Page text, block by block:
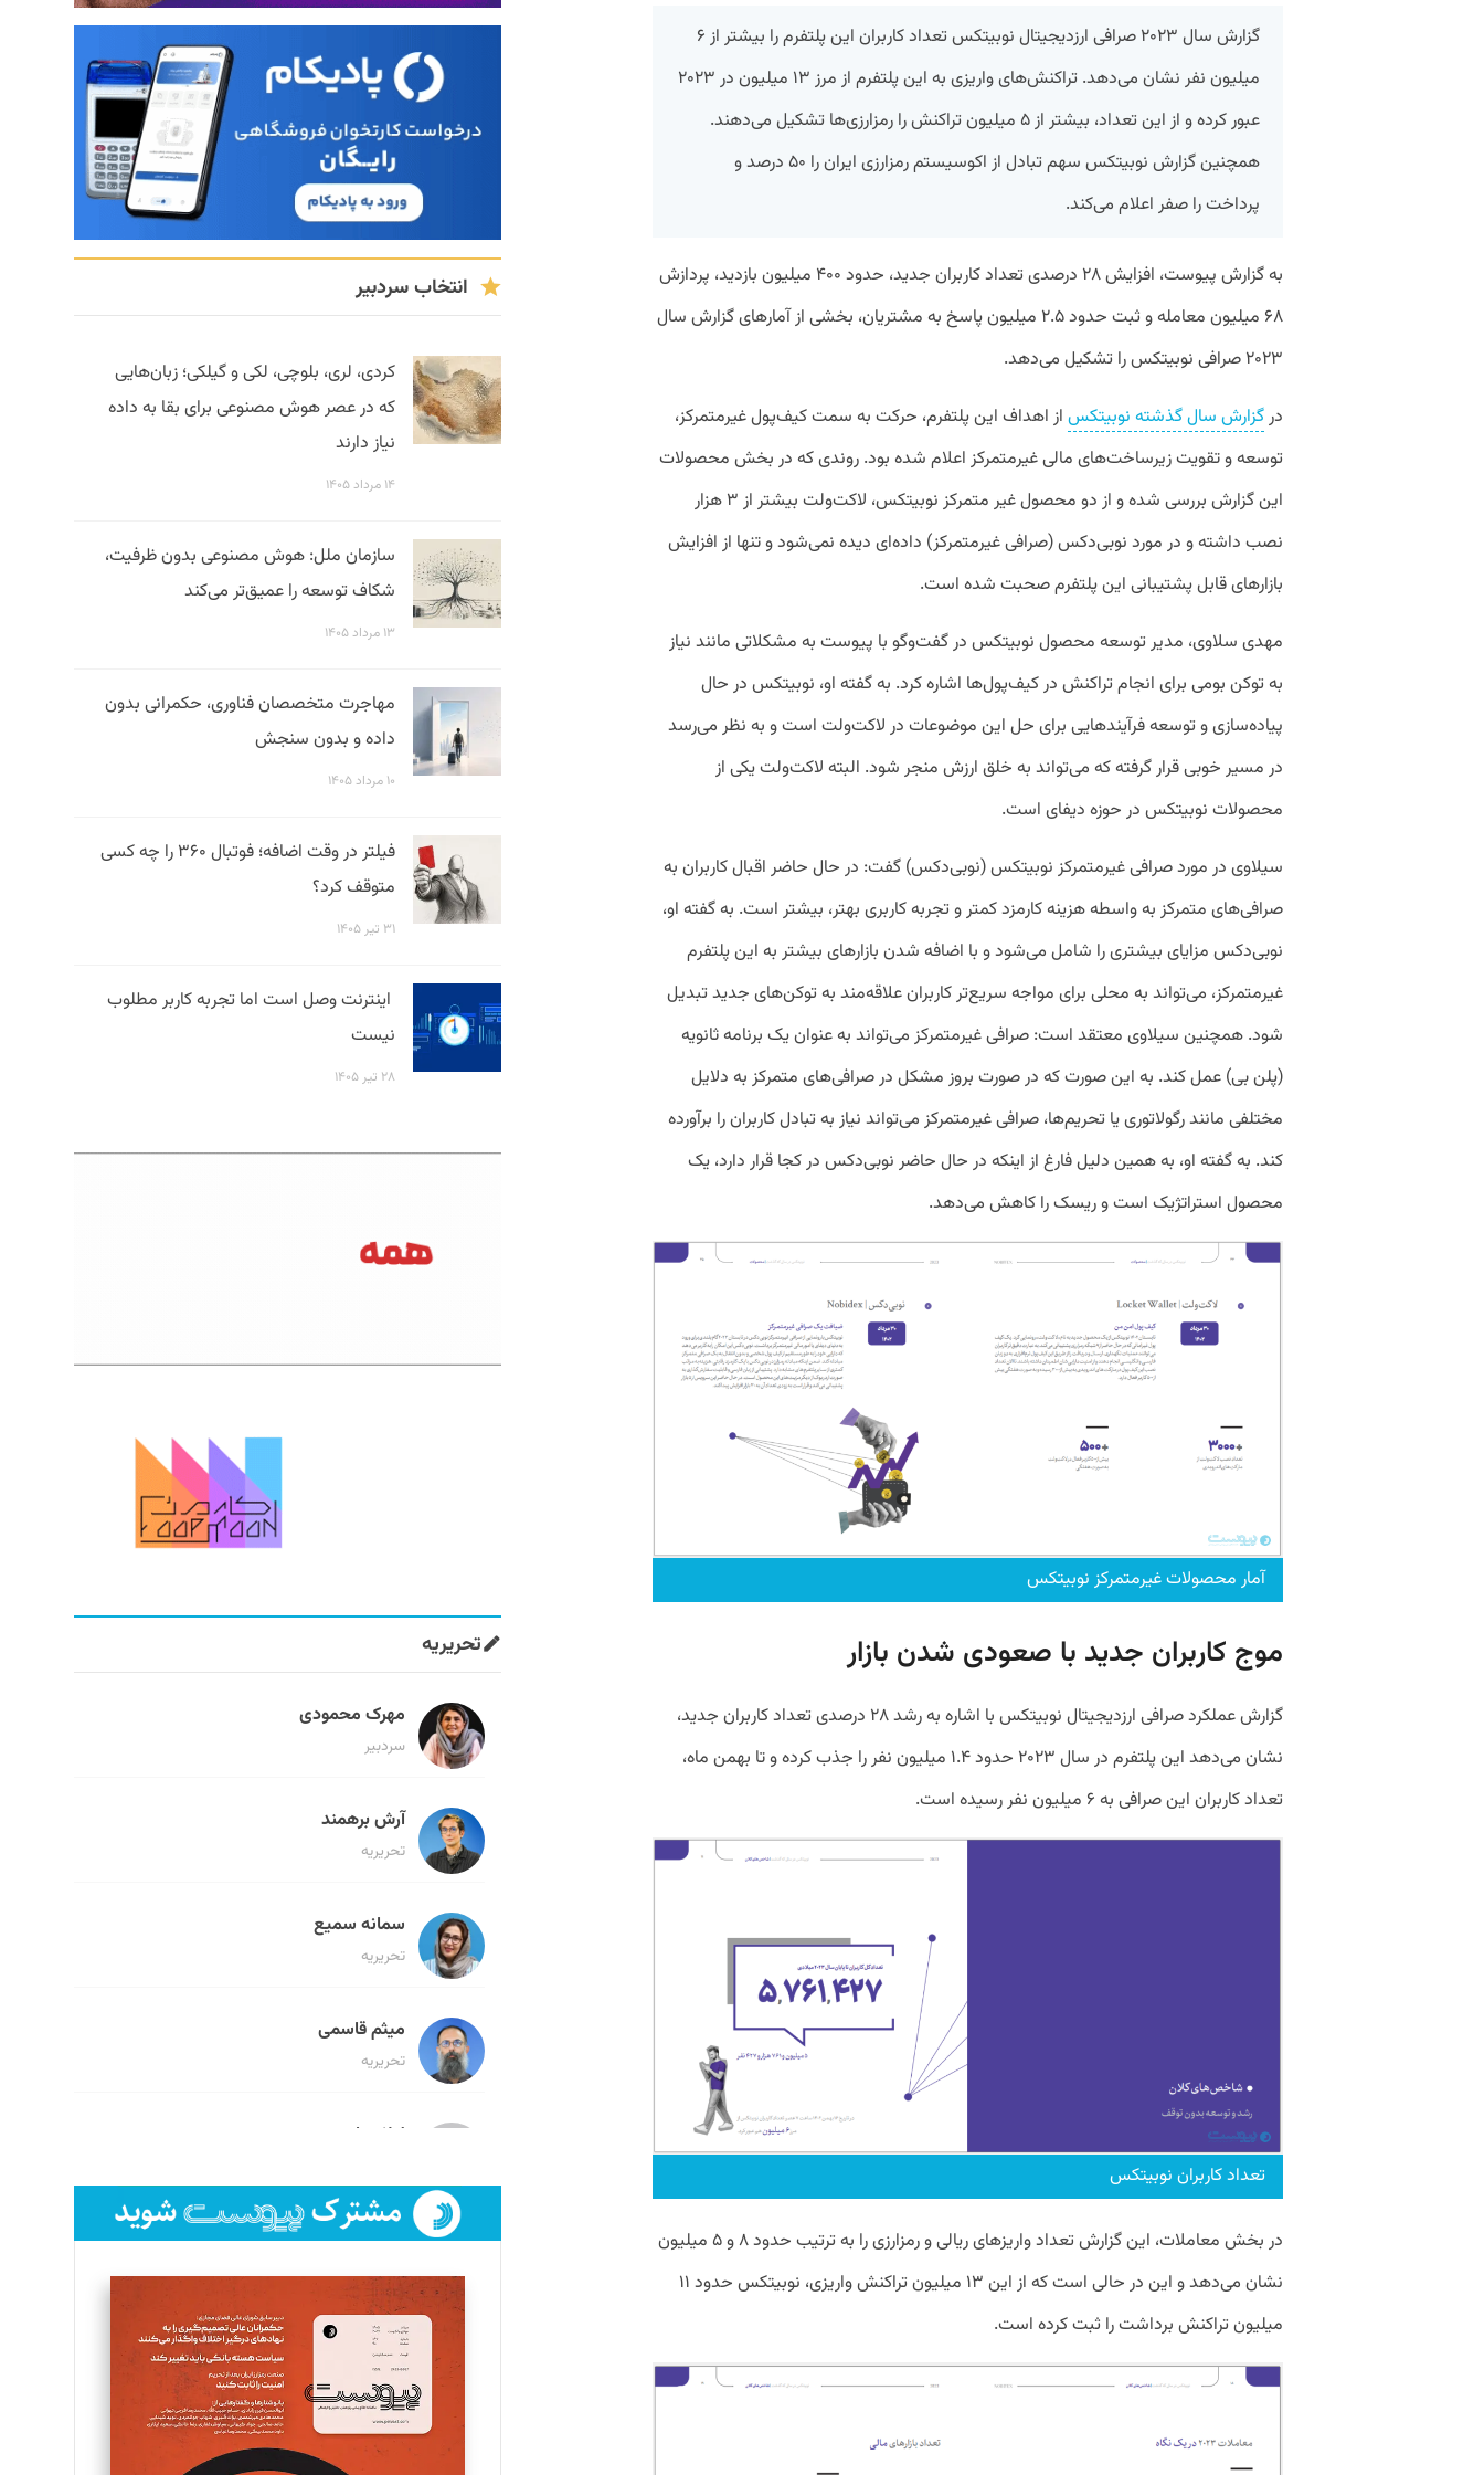
گزارش سال ۲۰۲۳ صرافی ارزدیجیتال نوبیتکس تعداد کاربران این پلتفرم را بیشتر از ۶
میلیون نفر نشان می‌دهد. تراکنش‌های واریزی به این پلتفرم از مرز ۱۳ میلیون در ۲۰۲۳
عبور کرده و از این تعداد، بیشتر از ۵ میلیون تراکنش را رمزارزی‌ها تشکیل می‌دهند.
همچنین گزارش نوبیتکس سهم تبادل از اکوسیستم رمزارزی ایران را ۵۰ درصد و
پرداخت را صفر اعلام می‌کند.
به گزارش پیوست، افزایش ۲۸ درصدی تعداد کاربران جدید، حدود ۴۰۰ میلیون بازدید، پردازش
۶۸ میلیون معامله و ثبت حدود ۲.۵ میلیون پاسخ به مشتریان، بخشی از آمارهای گزارش سال
۲۰۲۳ صرافی نوبیتکس را تشکیل می‌دهد.
درگزارش سال گذشته نوبیتکس از اهداف این پلتفرم، حرکت به سمت کیف‌پول غیرمتمرکز،
توسعه و تقویت زیرساخت‌های مالی غیرمتمرکز اعلام شده بود. روندی که در بخش محصولات
این گزارش بررسی شده و از دو محصول غیر متمرکز نوبیتکس، لاکت‌ولت بیشتر از ۳ هزار
نصب داشته و در مورد نوبی‌دکس (صرافی غیرمتمرکز) داده‌ای دیده نمی‌شود و تنها از افزایش
بازارهای قابل پشتیبانی این پلتفرم صحبت شده است.
مهدی سلاوی، مدیر توسعه محصول نوبیتکس در گفت‌وگو با پیوست به مشکلاتی مانند نیاز
به توکن بومی برای انجام تراکنش در کیف‌پول‌ها اشاره کرد. به گفته او، نوبیتکس در حال
پیاده‌سازی و توسعه فرآیندهایی برای حل این موضوعات در لاکت‌ولت است و به نظر می‌رسد
در مسیر خوبی قرار گرفته که می‌تواند به خلق ارزش منجر شود. البته لاکت‌ولت یکی از
محصولات نوبیتکس در حوزه دیفای است.
سیلاوی در مورد صرافی غیرمتمرکز نوبیتکس (نوبی‌دکس) گفت: در حال حاضر اقبال کاربران به
صرافی‌های متمرکز به واسطه هزینه کارمزد کمتر و تجربه کاربری بهتر، بیشتر است. به گفته او،
نوبی‌دکس مزایای بیشتری را شامل می‌شود و با اضافه شدن بازارهای بیشتر به این پلتفرم
غیرمتمرکز، می‌تواند به محلی برای مواجه سریع‌تر کاربران علاقه‌مند به توکن‌های جدید تبدیل
شود. همچنین سیلاوی معتقد است: صرافی غیرمتمرکز می‌تواند به عنوان یک برنامه ثانویه
(پلن بی) عمل کند. به این صورت که در صورت بروز مشکل در صرافی‌های متمرکز به دلایل
مختلفی مانند رگولاتوری یا تحریم‌ها، صرافی غیرمتمرکز می‌تواند نیاز به تبادل کاربران را برآورده
کند. به گفته او، به همین دلیل فارغ از اینکه در حال حاضر نوبی‌دکس در کجا قرار دارد، یک
محصول استراتژیک است و ریسک را کاهش می‌دهد.
آمار محصولات غیرمتمرکز نوبیتکس
موج کاربران جدید با صعودی شدن بازار
گزارش عملکرد صرافی ارزدیجیتال نوبیتکس با اشاره به رشد ۲۸ درصدی تعداد کاربران جدید،
نشان می‌دهد این پلتفرم در سال ۲۰۲۳ حدود ۱.۴ میلیون نفر را جذب کرده و تا بهمن ماه،
تعداد کاربران این صرافی به ۶ میلیون نفر رسیده است.
تعداد کاربران نوبیتکس
در بخش معاملات، این گزارش تعداد واریز‌های ریالی و رمزارزی را به ترتیب حدود ۸ و ۵ میلیون
نشان می‌دهد و این در حالی است که از این ۱۳ میلیون تراکنش واریزی، نوبیتکس حدود ۱۱
میلیون تراکنش برداشت را ثبت کرده است.
انتخاب سردبیر
کردی، لری، بلوچی، لکی و گیلکی؛ زبان‌هایی
که در عصر هوش مصنوعی برای بقا به داده
نیاز دارند
۱۴ مرداد ۱۴۰۵
سازمان ملل: هوش مصنوعی بدون ظرفیت،
شکاف توسعه را عمیق‌تر می‌کند
۱۳ مرداد ۱۴۰۵
مهاجرت متخصصان فناوری، حکمرانی بدون
داده و بدون سنجش
۱۰ مرداد ۱۴۰۵
فیلتر در وقت اضافه؛ فوتبال ۳۶۰ را چه کسی
متوقف کرد؟
۳۱ تیر ۱۴۰۵
اینترنت وصل است اما تجربه کاربر مطلوب
نیست
۲۸ تیر ۱۴۰۵
تحریریه
مهرک محمودی
سردبیر
آرش برهمند
تحریریه
سمانه سمیع
تحریریه
میثم قاسمی
تحریریه
لیلا حنارود
فائزه فتحی رستمی
تحریریه
سروش کرمیان
تحریریه
مینا پاکدل